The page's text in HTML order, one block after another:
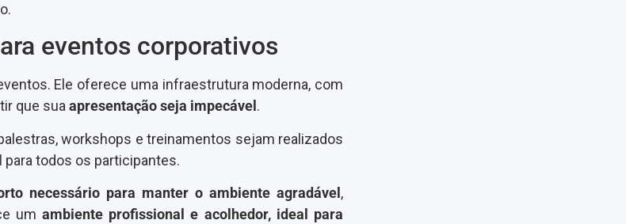
eventos corporativos
Ele oferece uma infraestrutura moderna, com
que suaapresentação seja impecável .
workshops e treinamentos sejam realizados
todos os participantes.
necessário para manter o ambiente agradável ,
um ambiente profissional e acolhedor, ideal para